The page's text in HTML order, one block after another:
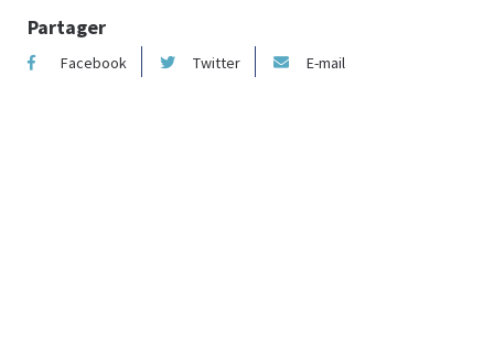
Partager
Facebook Twitter E-mail